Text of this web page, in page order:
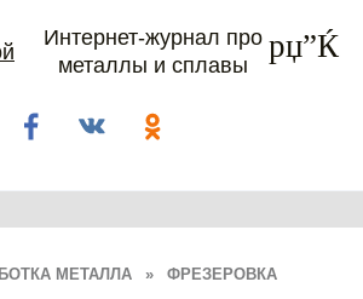
Интернет-журнал про
металлы и сплавы
МЕТАЛЛА » ФРЕЗЕРОВКА